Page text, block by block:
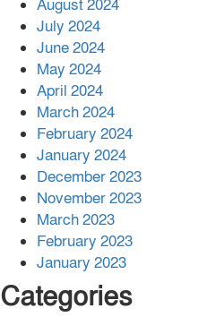
August 2024
July 2024
June 2024
May 2024
April 2024
March 2024
February 2024
January 2024
December 2023
November 2023
March 2023
February 2023
January 2023
Categories